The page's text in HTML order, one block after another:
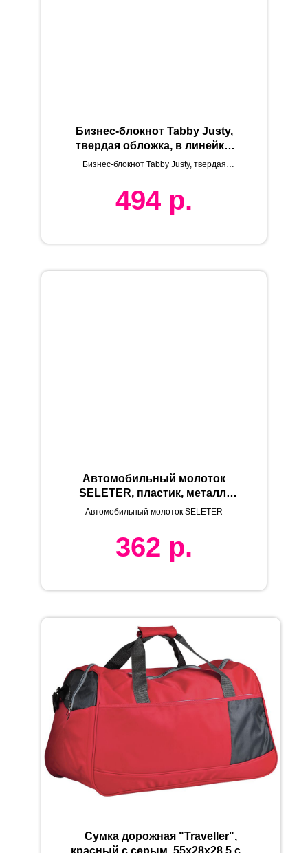
Бизнес-блокнот Tabby Justy,
твердая обложка, в линейку,
зеленый
Бизнес-блокнот Tabby Justy, твердая
494 р.
Автомобильный молоток
SELETER, пластик, металл,
черный
Автомобильный молоток SELETER
362 р.
Сумка дорожная "Traveller",